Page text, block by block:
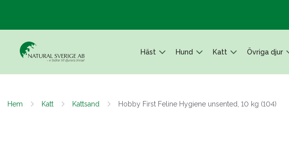
Häst Hund Katt Övriga djur
Hem Katt Kattsand Hobby First Feline Hygiene unsented, 10 kg (104)